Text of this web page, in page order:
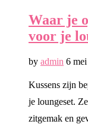
Waar je
voor je
by admin 6
Kussens zijn
je loungeset.
zitgemak en